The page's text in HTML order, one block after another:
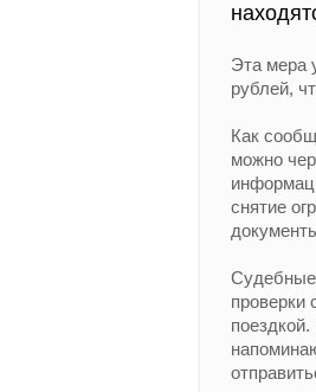
Эта мера
рублей,
Как
можно
снятие
Судебные
проверки